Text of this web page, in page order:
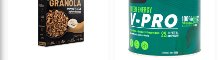
Con adición de Enzima lactasa